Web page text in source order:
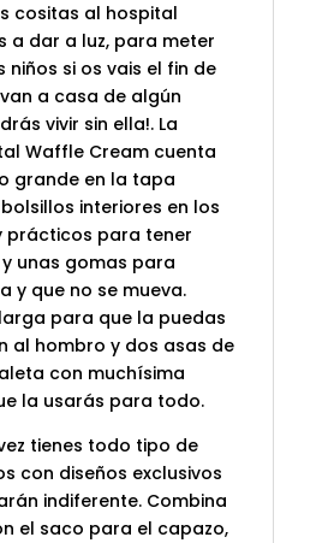
cositas al hospital
a dar a luz, para meter
niños si os vais el fin de
a casa de algún
vivir sin ella!. La
Waffle Cream cuenta
grande en la tapa
interiores en los
prácticos para tener
unas gomas para
y que no se mueva.
para que la puedas
al hombro y dos asas de
con muchísima
la usarás para todo.
tienes todo tipo de
con diseños exclusivos
indiferente. Combina
el saco para el capazo,